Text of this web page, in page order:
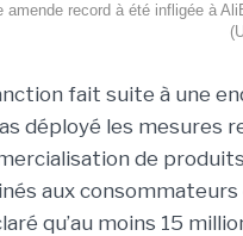
amende record à été infligée à
fait suite à une
déployé les mesures
de
aux
qu’au moins 15